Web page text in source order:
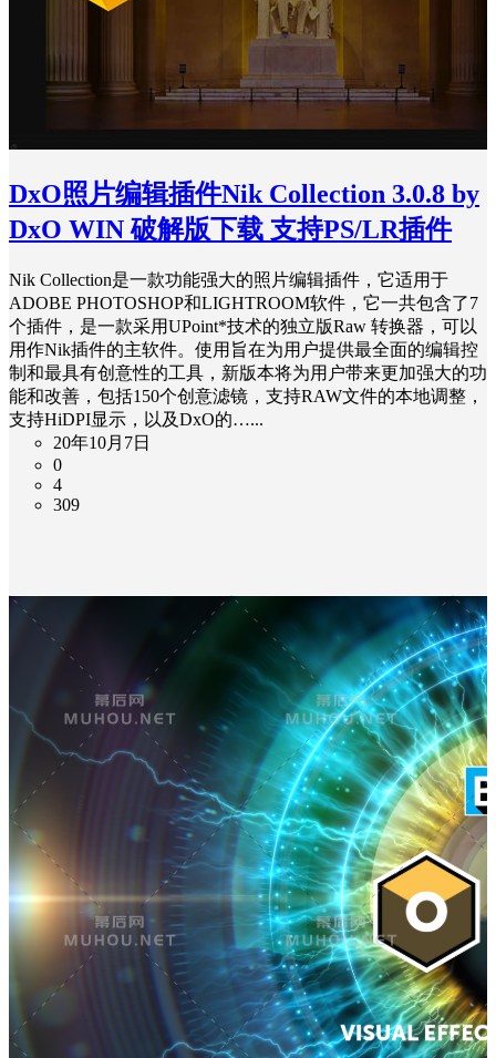
DxO照片编辑插件Nik Collection 3.0.8 by
DxO WIN 破解版下载 支持PS/LR插件
Nik Collection是一款功能强大的照片编辑插件，它适用于
ADOBE PHOTOSHOP和LIGHTROOM软件，它一共包含了7
个插件，是一款采用UPoint*技术的独立版Raw 转换器，可以
用作Nik插件的主软件。使用旨在为用户提供最全面的编辑控
制和最具有创意性的工具，新版本将为用户带来更加强大的功
能和改善，包括150个创意滤镜，支持RAW文件的本地调整，
支持HiDPI显示，以及DxO的…...
20年10月7日
0
4
309